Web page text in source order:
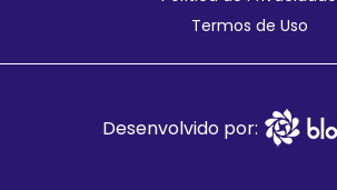
Termos de Uso
Desenvolvido por: